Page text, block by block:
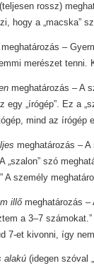
(teljesen rossz)
hogy a „macska”
meghatározás –
merészet tenni.
meghatározás – A
egy „írógép”. Ez a
mind az írógép
meghatározás –
„szalon” szó
A személy
illő meghatározás –
a 3–7
7-et kivonni, így
alakú (idegen szóval